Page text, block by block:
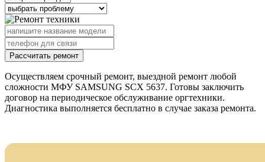
Рассчитать ремонт
Осуществляем срочный ремонт, выездной ремонт любой
сложности МФУ SAMSUNG SCX 5637. Готовы заключить
договор на периодическое обслуживание оргтехники.
Диагностика выполняется бесплатно в случае заказа ремонта.